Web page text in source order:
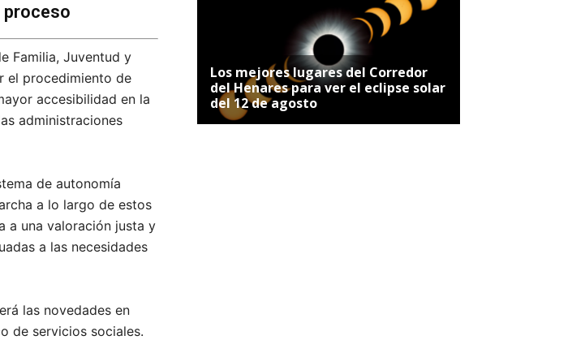
proceso
Familia, Juventud y
el procedimiento de
accesibilidad en la
administraciones
de autonomía
a lo largo de estos
a una valoración justa y
a las necesidades
las novedades en
de servicios sociales.